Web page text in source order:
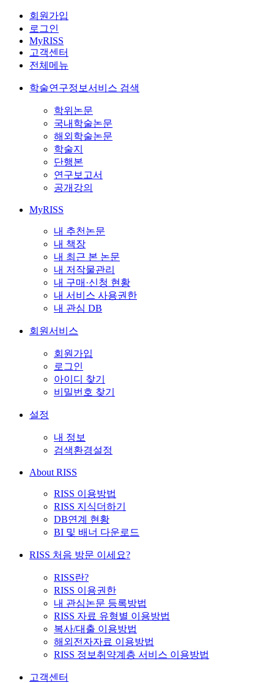
회원가입
로그인
MyRISS
고객센터
전체메뉴
학술연구정보서비스 검색
학위논문
국내학술논문
해외학술논문
학술지
단행본
연구보고서
공개강의
MyRISS
내 추천논문
내 책장
내 최근 본 논문
내 저작물관리
내 구매·신청 현황
내 서비스 사용권한
내 관심 DB
회원서비스
회원가입
로그인
아이디 찾기
비밀번호 찾기
설정
내 정보
검색환경설정
About RISS
RISS 이용방법
RISS 지식더하기
DB연계 현황
BI 및 배너 다운로드
RISS 처음 방문 이세요?
RISS란?
RISS 이용권한
내 관심논문 등록방법
RISS 자료 유형별 이용방법
복사/대출 이용방법
해외전자자료 이용방법
RISS 정보취약계층 서비스 이용방법
고객센터